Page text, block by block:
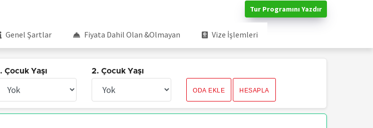
Tur Programını Yazdır
Genel Şartlar Fiyata Dahil Olan &Olmayan Vize İşlemleri
Çocuk Yaşı 2. Çocuk Yaşı
ODA EKLE HESAPLA